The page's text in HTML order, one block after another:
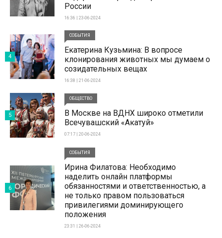
России
16:36 | 23-06-2024
СОБЫТИЯ
Екатерина Кузьмина: В вопросе
клонирования животных мы думаем о
созидательных вещах
16:38 | 21-06-2024
4
ОБЩЕСТВО
В Москве на ВДНХ широко отметили
Всечувашский «Акатуй»
07:17 | 20-06-2024
5
СОБЫТИЯ
Ирина Филатова: Необходимо
наделить онлайн платформы
обязанностями и ответственностью, а
не только правом пользоваться
привилегиями доминирующего
положения
23:31 | 26-06-2024
6